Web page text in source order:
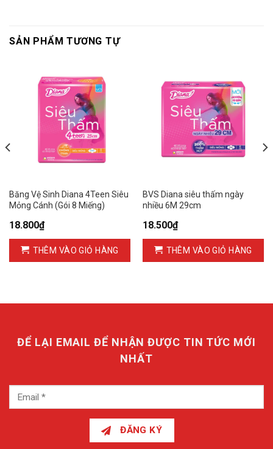
SẢN PHẨM TƯƠNG TỰ
Băng Vệ Sinh Diana 4Teen Siêu
Mỏng Cánh (Gói 8 Miếng)
18.800₫
THÊM VÀO GIỎ HÀNG
BVS Diana siêu thấm ngày
nhiều 6M 29cm
18.500₫
THÊM VÀO GIỎ HÀNG
ĐỂ LẠI EMAIL ĐỂ NHẬN ĐƯỢC TIN TỨC MỚI
NHẤT
ĐĂNG KÝ